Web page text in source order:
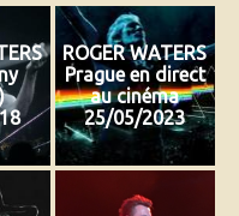
ROGER WATERS
Prague en direct
au cinéma
25/05/2023